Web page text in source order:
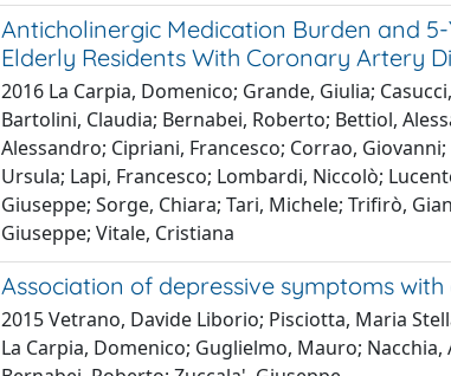
Anticholinergic Medication Burden and
Elderly Residents With Coronary Artery
2016 La Carpia, Domenico; Grande, Giulia;
Bartolini, Claudia; Bernabei, Roberto; Bettiol,
Alessandro; Cipriani, Francesco; Corrao,
Ursula; Lapi, Francesco; Lombardi, Niccolò;
Giuseppe; Sorge, Chiara; Tari, Michele; Trifirò,
Giuseppe; Vitale, Cristiana
Association of depressive symptoms
2015 Vetrano, Davide Liborio; Pisciotta, Maria
La Carpia, Domenico; Guglielmo, Mauro;